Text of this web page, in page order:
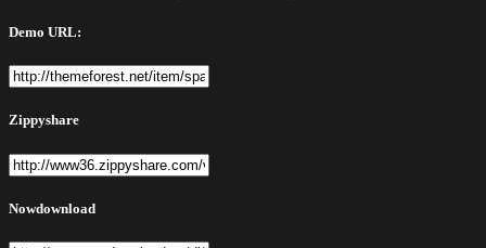
Demo URL:
Zippyshare
Nowdownload